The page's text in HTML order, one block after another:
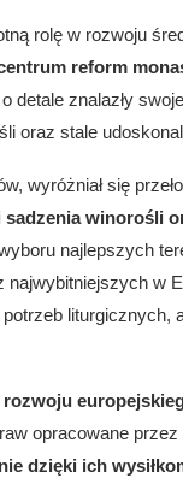
rolę w rozwoju
reform
detale znalazły
oraz stale
wyróżniał się
winorośli
najlepszych
najwybitniejszych w
rozwoju
opracowane
dzięki ich